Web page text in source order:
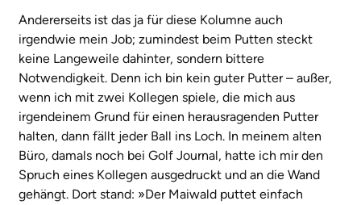
Andererseits ist das ja für diese Kolumne auch
irgendwie mein Job; zumindest beim Putten steckt
keine Langeweile dahinter, sondern bittere
Notwendigkeit. Denn ich bin kein guter Putter – außer,
wenn ich mit zwei Kollegen spiele, die mich aus
irgendeinem Grund für einen herausragenden Putter
halten, dann fällt jeder Ball ins Loch. In meinem alten
Büro, damals noch bei Golf Journal, hatte ich mir den
Spruch eines Kollegen ausgedruckt und an die Wand
gehängt. Dort stand: »Der Maiwald puttet einfach